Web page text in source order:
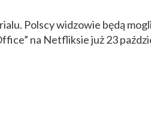
Polscy widzowie będą mogli
na Netfliksie już 23